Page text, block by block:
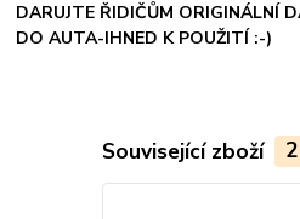
DARUJTE ŘIDIČŮM ORIGINÁLNÍ
DO AUTA-IHNED K POUŽITÍ :-)
Související zboží 2